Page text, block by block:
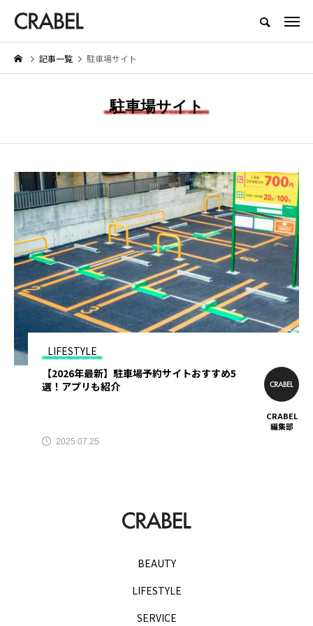
記事一覧 駐車場サイト
駐車場サイト
LIFESTYLE
【2026年最新】駐車場予約サイトおすすめ5
選！アプリも紹介
CRABEL
編集部
2025.07.25
もっとくらべる、もっとほしくなる
NEW POST
Brighte（ブライト） シャワー
ドライヤーの口コミは本当？実際
に体験したメリット・デメリット
を紹介
2026.06.29
LIFESTYLE
【着用レビュー】リライブシャ
αの効果は本当？口コミや評判
紹介
2026.01.29
TAG LIST
AGA BEYOND it転職おすすめ
アップルジム口コミ
エアコンクリーニング
ギフト ゴルフ
BEAUTY
LIFESTYLE
SERVICE